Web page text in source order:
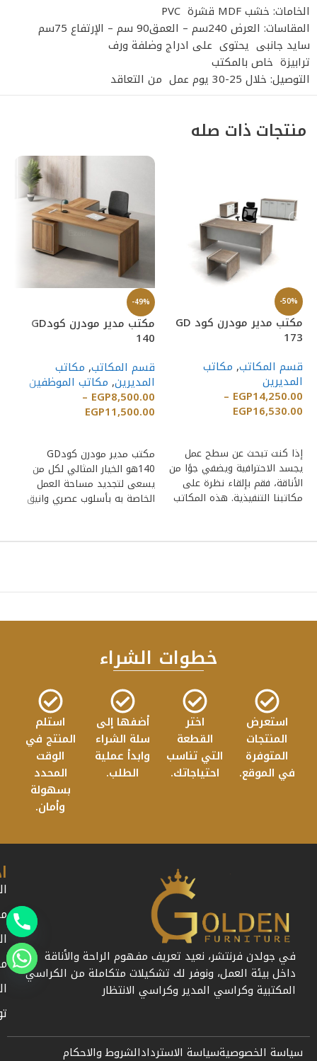
الخامات: خشب MDF قشرة PVC
المقاسات: العرض 240سم – العمق90 سم – الإرتفاع 75سم
سايد جانبى يحتوى على ادراج وضلفة ورف
ترابيزة خاص بالمكتب
التوصيل: خلال 25-30 يوم عمل من التعاقد
منتجات ذات صله
-50%
مكتب مدير مودرن كود GD
173
قسم المكاتب, مكاتب
المديرين
EGP14,250.00
–
EGP16,530.00
إذا كنت تبحث عن سطح عمل
يجسد الاحترافية ويضفي جوًا من
الأناقة، فقم بإلقاء نظرة على
مكاتبنا التنفيذية. هذه المكاتب
-49%
مكتب مدير مودرن كودGD
140
قسم المكاتب, مكاتب
المديرين, مكاتب الموظفين
EGP8,500.00
–
EGP11,500.00
مكتب مدير مودرن كودGD
140هو الخيار المثالي لكل من
يسعى لتجديد مساحة العمل
الخاصة به بأسلوب عصري وانيق
خطوات الشراء
استعرض
المنتجات
المتوفرة
في الموقع.
اختر
القطعة
التي تناسب
احتياجاتك.
أضفها إلى
سلة الشراء
وابدأ عملية
الطلب.
استلم
المنتج في
الوقت
المحدد
بسهولة
وأمان.
في جولدن فرنتشر، نعيد تعريف مفهوم الراحة والأناقة
داخل بيئة العمل، ونوفر لك تشكيلات متكاملة من الكراسي
المكتبية وكراسي المدير وكراسي الانتظار
سياسة الخصوصيةسياسة الاستردادالشروط والاحكام